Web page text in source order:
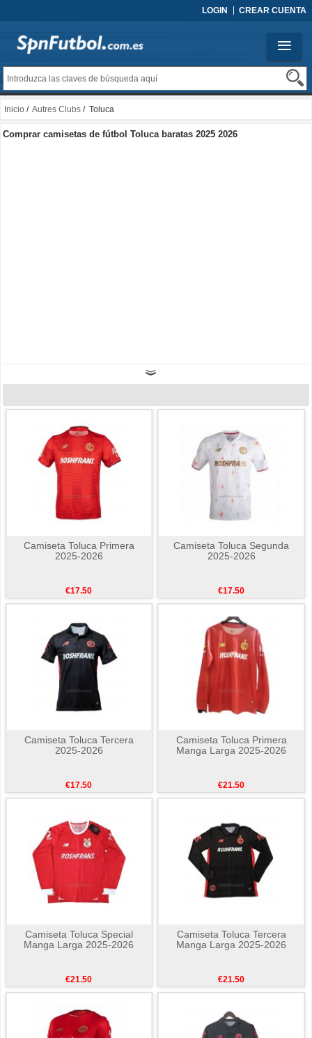
LOGIN CREAR CUENTA
Inicio / Autres Clubs / Toluca
Comprar camisetas de fútbol Toluca baratas 2025 2026
Camiseta Toluca Primera
2025-2026
€17.50
Camiseta Toluca Segunda
2025-2026
€17.50
Camiseta Toluca Tercera
2025-2026
€17.50
Camiseta Toluca Primera
Manga Larga 2025-2026
€21.50
Camiseta Toluca Special
Manga Larga 2025-2026
€21.50
Camiseta Toluca Tercera
Manga Larga 2025-2026
€21.50